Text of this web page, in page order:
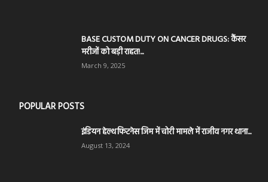
BASE CUSTOM DUTY ON CANCER DRUGS: कैंसर
मरीजों को बड़ी राहत!...
March 9, 2025
POPULAR POSTS
इंडियन हेल्थ फिटनेस जिम में चोरी मामले में राजीव नगर थाना...
August 13, 2024